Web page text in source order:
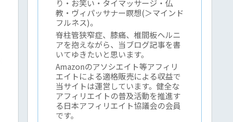
り・お笑い・タイマッサージ・仏
教・ヴィパッサナー瞑想(＞マインド
フルネス)。
脊柱管狭窄症、膝痛、椎間板ヘルニ
アを抱えながら、当ブログ記事を書
いてゆきたいと思います。
Amazonのアソシエイト等アフィリ
エイトによる適格販売による収益で
当サイトは運営しています。健全な
アフィリエイトの普及活動を推進す
る日本アフィリエイト協議会の会員
です。